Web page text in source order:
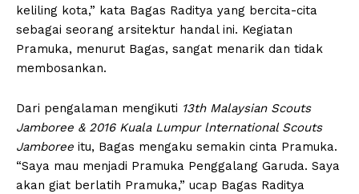
keliling kota,” kata Bagas Raditya yang bercita-cita
sebagai seorang arsitektur handal ini. Kegiatan
Pramuka, menurut Bagas, sangat menarik dan tidak
membosankan.
Dari pengalaman mengikuti 13th Malaysian Scouts
Jamboree & 2016 Kuala Lumpur lnternational Scouts
Jamboree itu, Bagas mengaku semakin cinta Pramuka.
“Saya mau menjadi Pramuka Penggalang Garuda. Saya
akan giat berlatih Pramuka,” ucap Bagas Raditya